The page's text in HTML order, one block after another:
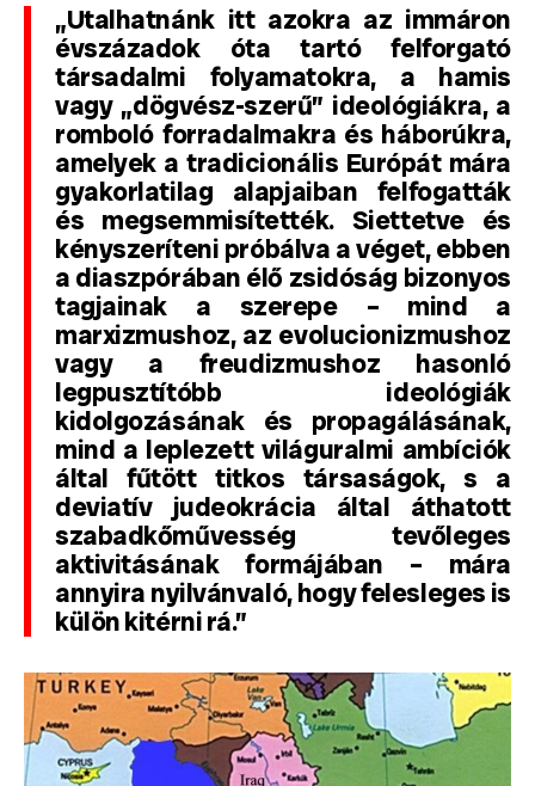
„Utalhatnánk itt azokra az immáron
évszázadok óta tartó felforgató
társadalmi folyamatokra, a hamis
vagy „dögvész-szerű” ideológiákra, a
romboló forradalmakra és háborúkra,
amelyek a tradicionális Európát mára
gyakorlatilag alapjaiban felfogatták
és megsemmisítették. Siettetve és
kényszeríteni próbálva a véget, ebben
a diaszpórában élő zsidóság bizonyos
tagjainak a szerepe – mind a
marxizmushoz, az evolucionizmushoz
vagy a freudizmushoz hasonló
legpusztítóbb ideológiák
kidolgozásának és propagálásának,
mind a leplezett világuralmi ambíciók
által fűtött titkos társaságok, s a
deviatív judeokrácia által áthatott
szabadkőművesség tevőleges
aktivitásának formájában – mára
annyira nyilvánvaló, hogy felesleges is
külön kitérni rá.”